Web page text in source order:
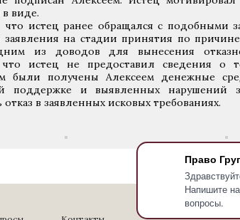
Право
Напишите
вопросы.
виде.
истец ранее обращался с подобными
на стадии принятия по
из доводов для вынесения
что истец не предоставил сведения о
были получены Алексеем денежные
поддержке и выявленных нарушений
в заявленных исковых требованиях.